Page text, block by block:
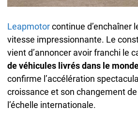
Leapmotorcontinue d’enchaîner
vitesse impressionnante. Le
vient d’annoncer avoir franchi le
de véhicules livrés dans le
confirme l’accélération
croissance et son changement
l’échelle internationale.